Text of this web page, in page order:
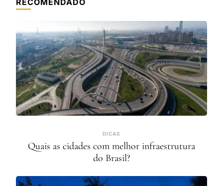
RECOMENDADO
DICAS
Quais as cidades com melhor infraestrutura
do Brasil?